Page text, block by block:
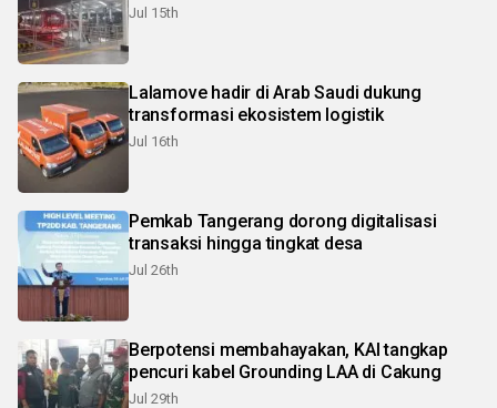
Jul 15th
Lalamove hadir di Arab Saudi dukung
transformasi ekosistem logistik
Jul 16th
Pemkab Tangerang dorong digitalisasi
transaksi hingga tingkat desa
Jul 26th
Berpotensi membahayakan, KAI tangkap
pencuri kabel Grounding LAA di Cakung
Jul 29th